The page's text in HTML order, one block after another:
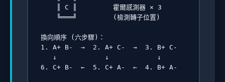
    ║ C ║         霍爾感測器 × 3
    ╚═══╝         (檢測轉子位置)
換向順序 (六步驟)：
1. A+ B-  →  2. A+ C-  →  3. B+ C-
   ↓            ↓            ↓
6. C+ B-  ←  5. C+ A-  ←  4. B+ A-